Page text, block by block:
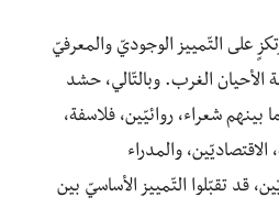
على التّمييز الوجوديّ والمعرفيّ
الأحيان الغرب. وبالتّالي، حشد
شعراء، روائيّين، فلاسفة،
والمدراء
قد تقبّلوا التّمييز الأساسيّ بين